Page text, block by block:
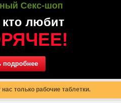
Секс-шоп
кто любит
подробнее
только рабочие таблетки.